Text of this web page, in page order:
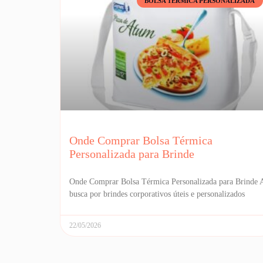
Onde Comprar Bolsa Térmica
Personalizada para Brinde
Onde Comprar Bolsa Térmica Personalizada para Brinde
busca por brindes corporativos úteis e personalizados
22/05/2026